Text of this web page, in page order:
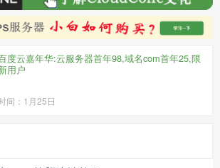
度云嘉年华:云服务器首年98,域名com首年25,限
用户
间：1月25日